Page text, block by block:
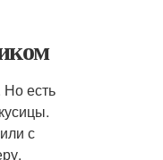
Но есть
с